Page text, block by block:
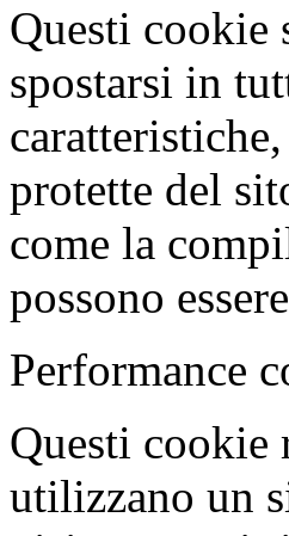
Questi cookie
spostarsi in
protette del
come la
possono
Performance
Questi cookie
utilizzano un